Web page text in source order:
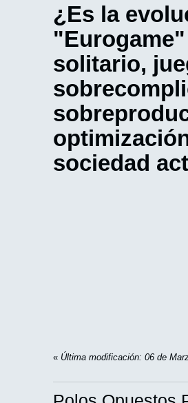
¿Es la
solitario,
sociedad
« Última modificación: 06 de